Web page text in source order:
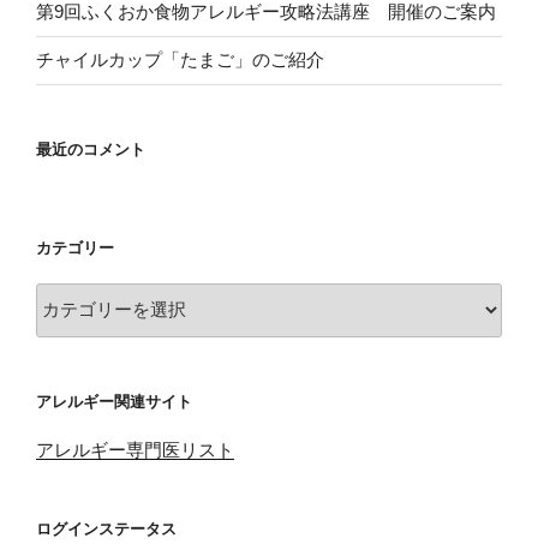
第9回ふくおか食物アレルギー攻略法講座 開催のご案内
チャイルカップ「たまご」のご紹介
最近のコメント
カテゴリー
テ
ー
アレルギー関連サイト
アレルギー専門医リスト
ログインステータス